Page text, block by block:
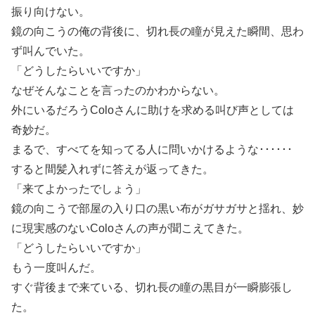
振り向けない。
鏡の向こうの俺の背後に、切れ長の瞳が見えた瞬間、思わ
ず叫んでいた。
「どうしたらいいですか」
なぜそんなことを言ったのかわからない。
外にいるだろうColoさんに助けを求める叫び声としては
奇妙だ。
まるで、すべてを知ってる人に問いかけるような･･････
すると間髪入れずに答えが返ってきた。
「来てよかったでしょう」
鏡の向こうで部屋の入り口の黒い布がガサガサと揺れ、妙
に現実感のないColoさんの声が聞こえてきた。
「どうしたらいいですか」
もう一度叫んだ。
すぐ背後まで来ている、切れ長の瞳の黒目が一瞬膨張し
た。